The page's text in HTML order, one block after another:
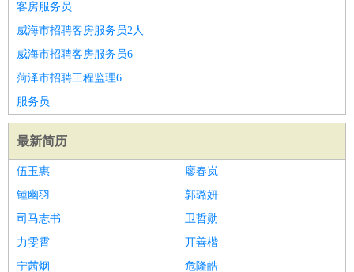
客房服务员
威海市招聘客房服务员2人
威海市招聘客房服务员6
菏泽市招聘工程监理6
服务员
最新简历
伍玉惠
廖春岚
锺幽羽
郭璐妍
司马志书
卫哲勋
力雯霄
丌善楷
宁茜烟
危隆皓